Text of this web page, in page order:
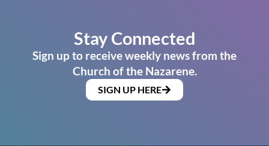
Stay Connected
Sign up to receive weekly news from the
Church of the Nazarene.
SIGN UP HERE